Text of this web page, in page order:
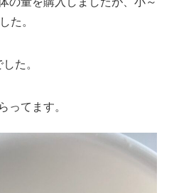
た。
した。
ってます。